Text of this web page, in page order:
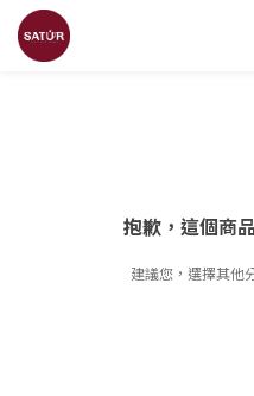
抱歉，這個商
建議您，選擇其他